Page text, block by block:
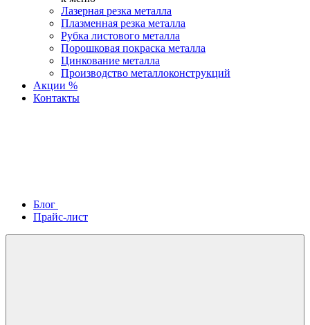
Лазерная резка металла
Плазменная резка металла
Рубка листового металла
Порошковая покраска металла
Цинкование металла
Производство металлоконструкций
Акции %
Контакты
Блог
Прайс-лист